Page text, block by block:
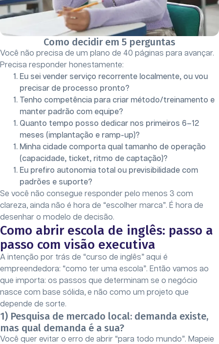
Como decidir em 5 perguntas
Você não precisa de um plano de 40 páginas para avançar.
Precisa responder honestamente:
Eu sei vender serviço recorrente localmente, ou vou
precisar de processo pronto?
Tenho competência para criar método/treinamento e
manter padrão com equipe?
Quanto tempo posso dedicar nos primeiros 6–12
meses (implantação e ramp-up)?
Minha cidade comporta qual tamanho de operação
(capacidade, ticket, ritmo de captação)?
Eu prefiro autonomia total ou previsibilidade com
padrões e suporte?
Se você não consegue responder pelo menos 3 com
clareza, ainda não é hora de “escolher marca”. É hora de
desenhar o modelo de decisão.
Como abrir escola de inglês: passo a
passo com visão executiva
A intenção por trás de “curso de inglês” aqui é
empreendedora: “como ter uma escola”. Então vamos ao
que importa: os passos que determinam se o negócio
nasce com base sólida, e não como um projeto que
depende de sorte.
1) Pesquisa de mercado local: demanda existe,
mas qual demanda é a sua?
Você quer evitar o erro de abrir “para todo mundo”. Mapeie